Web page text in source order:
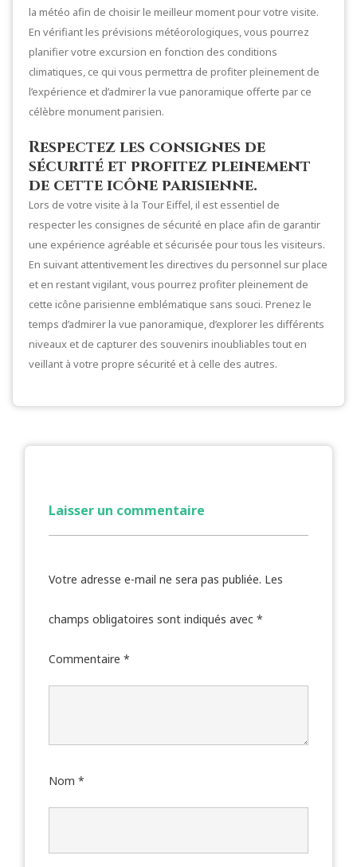
la météo afin de choisir le meilleur moment pour votre visite.
En vérifiant les prévisions météorologiques, vous pourrez
planifier votre excursion en fonction des conditions
climatiques, ce qui vous permettra de profiter pleinement de
l’expérience et d’admirer la vue panoramique offerte par ce
célèbre monument parisien.
Respectez les consignes de
sécurité et profitez pleinement
de cette icône parisienne.
Lors de votre visite à la Tour Eiffel, il est essentiel de
respecter les consignes de sécurité en place afin de garantir
une expérience agréable et sécurisée pour tous les visiteurs.
En suivant attentivement les directives du personnel sur place
et en restant vigilant, vous pourrez profiter pleinement de
cette icône parisienne emblématique sans souci. Prenez le
temps d’admirer la vue panoramique, d’explorer les différents
niveaux et de capturer des souvenirs inoubliables tout en
veillant à votre propre sécurité et à celle des autres.
Laisser un commentaire
Votre adresse e-mail ne sera pas publiée. Les
champs obligatoires sont indiqués avec *
Commentaire *
Nom *